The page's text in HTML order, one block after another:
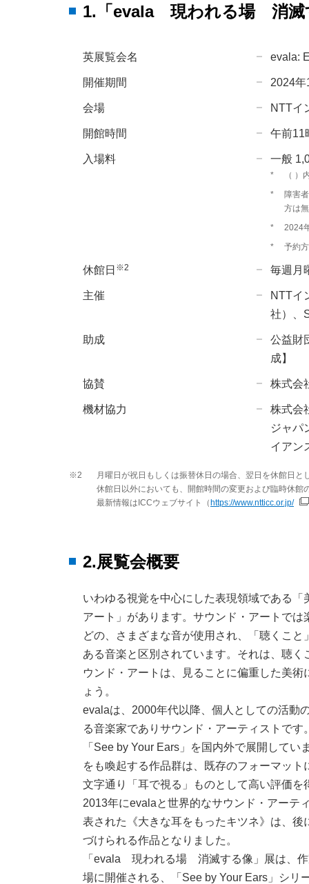
1.「evala 現われる場 消滅
英展覧会名 evala:
開催期間 2024
会場 NTTイ
開館時間 午前11
入場料 一般
*
（ ）
*
障害
方は
*
2024
*
予約
休館日 ※2 毎週月
主催
NTTイ
社）、
助成
公益財
成】
協賛 株式会
機材協力
株式会
ジャパ
イアン
※2
月曜日が祝日もしくは振替休日の場合、翌日を休館日と
休館日以外においても、開館時間の変更および臨時休館
最新情報はICCウェブサイト（ https://www.ntticc.or.jp/
2.展覧会概要
いわゆる視覚を中心にした表現領域である
アート」があります。サウンド・アートで
どの、さまざまな音が使用され、「聴くこ
ある音楽と区別されています。それは、聴
ウンド・アートは、見ることに偏重した美
ょう。
evalaは、2000年代以降、個人としての活動
る音楽家でありサウンド・アーティストで
「See by Your Ears」を国内外で展開して
をも喚起する作品群は、既存のフォーマッ
文字通り「耳で視る」ものとして高い評価を
2013年にevalaと世界的なサウンド・アーテ
表された《大きな耳をもったキツネ》は、
づけられる作品となりました。
「evala 現われる場 消滅する像」展は、作
場に開催される、「See by Your Ears」シリ